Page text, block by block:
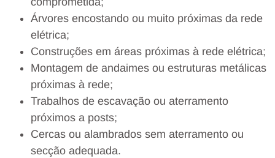
Árvores encostando ou muito próximas da rede
elétrica;
Construções em áreas próximas à rede elétrica;
Montagem de andaimes ou estruturas metálicas
próximas à rede;
Trabalhos de escavação ou aterramento
próximos a posts;
Cercas ou alambrados sem aterramento ou
secção adequada.